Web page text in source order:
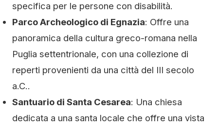
specifica per le persone con disabilità.
Parco Archeologico di Egnazia: Offre una
panoramica della cultura greco-romana nella
Puglia settentrionale, con una collezione di
reperti provenienti da una città del III secolo
a.C..
Santuario di Santa Cesarea: Una chiesa
dedicata a una santa locale che offre una vista